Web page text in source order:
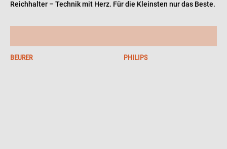
Reichhalter – Technik mit Herz. Für die Kleinsten nur das Beste.
BEURER PHILIPS